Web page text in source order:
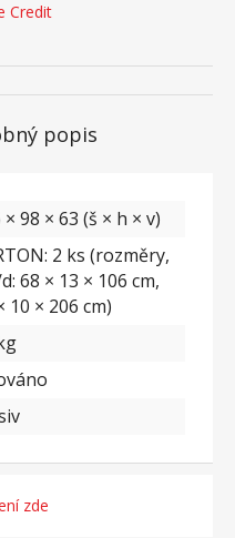
Credit
popis
× 98 × 63 (š × h × v)
2 ks (rozměry,
68 × 13 × 106 cm,
10 × 206 cm)
zde